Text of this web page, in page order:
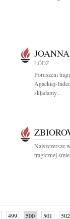
ŁÓDŹ
Poruszeni
Agackiej-
składamy...
Najszczersze
tragicznej
499 500 501 502